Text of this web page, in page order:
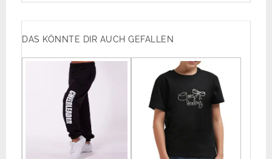
DAS KÖNNTE DIR AUCH GEFALLEN